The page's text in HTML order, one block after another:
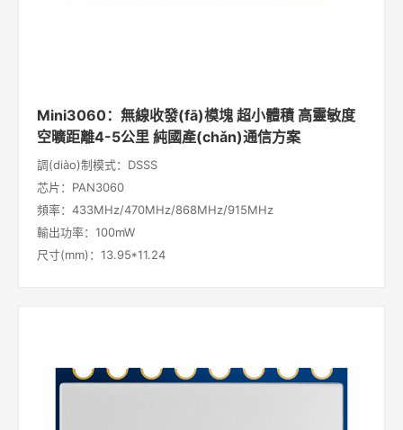
Mini3060：無線收發(fā)模塊 超小體積 高靈敏度
空曠距離4-5公里 純國產(chǎn)通信方案
調(diào)制模式：DSSS
芯片：PAN3060
頻率：433MHz/470MHz/868MHz/915MHz
輸出功率：100mW
尺寸(mm)：13.95*11.24